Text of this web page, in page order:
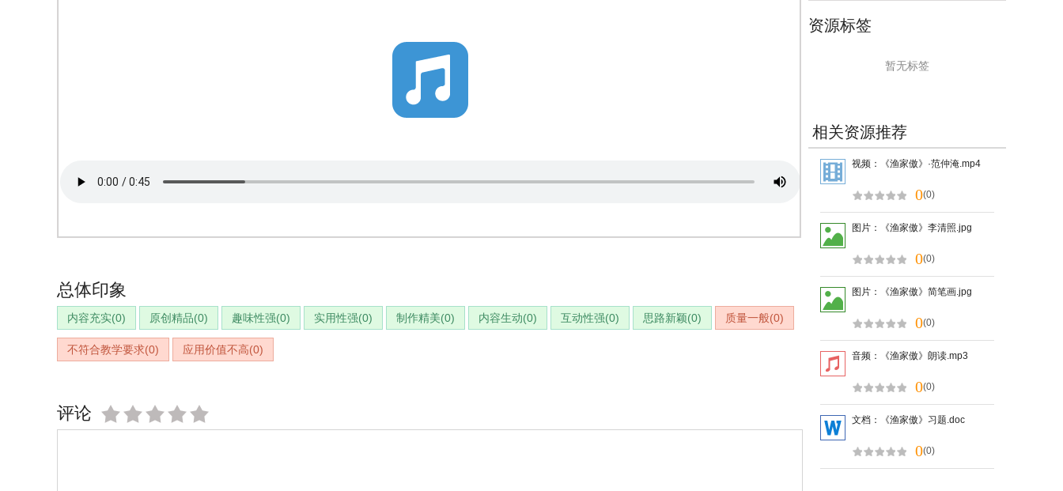
总体印象
内容充实(0) 原创精品(0) 趣味性强(0) 实用性强(0) 制作精美(0) 内容生动(0) 互动性强(0) 思路新颖(0) 质量一般(0)
不符合教学要求(0) 应用价值不高(0)
评论
资源标签
暂无标签
相关资源推荐
视频：《渔家傲》·范仲淹.mp4
0(0)
图片：《渔家傲》李清照.jpg
0(0)
图片：《渔家傲》简笔画.jpg
0(0)
音频：《渔家傲》朗读.mp3
0(0)
文档：《渔家傲》习题.doc
0(0)